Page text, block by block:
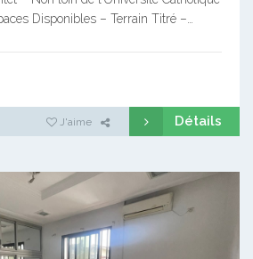
Disponibles – Terrain Titré –…
J'aime Détails